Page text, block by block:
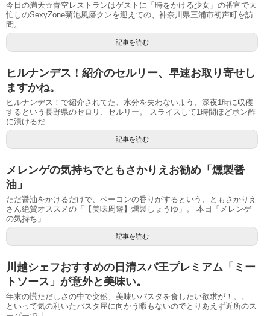
今日の満天☆青空レストランはゲストに「時をかける少女」の番宣で大
忙しのSexyZone菊池風磨クンを迎えての、神奈川県三浦市初声町を訪
問。 ...
記事を読む
ヒルナンデス！紹介のセルリー、早速お取り寄せし
ますかね。
ヒルナンデス！で紹介されてた、水分を失わないよう、深夜1時に収穫
するという長野県のセロリ、セルリー。 スライスして1時間ほどポン酢
に漬けるだ...
記事を読む
メレンゲの気持ちでともさかりえお勧め「燻製醤
油」
ただ醤油をかけるだけで、ベーコンの香りがするという、ともさかりえ
さん絶賛オススメの「【美味周遊】燻製しょうゆ」。 本日「メレンゲ
の気持ち」...
記事を読む
川越シェフおすすめの日清スパ王プレミアム「ミー
トソース」が意外と美味い。
年末の慌ただしさの中で突然、美味いパスタを食したい欲求が！。。
といって気の利いたパスタ屋に向かう暇もないのでとりあえず近所のス